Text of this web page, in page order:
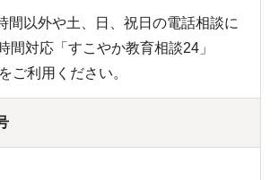
間以外や土、日、祝日の電話相談に
間対応「すこやか教育相談24」
ご利用ください。